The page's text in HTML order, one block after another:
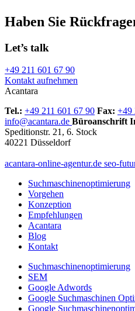
Haben Sie
Let’s talk
+49 211 601 67 90
Kontakt aufnehmen
Acantara
Tel.: +49 211 601 67 90 Fax: +49
info@acantara.de Büroanschrift
Speditionstr. 21, 6. Stock
40221 Düsseldorf
acantara-online-agentur.de seo-
Suchmaschinenoptimierung
Vorgehen
Konzeption
Empfehlungen
Acantara
Blog
Kontakt
Suchmaschinenoptimierung
SEM
Google Adwords
Google Suchmaschinen
Google